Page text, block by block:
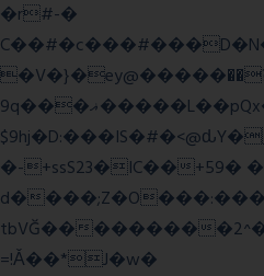
�r#-�
�V�}�ey@�����߾?��
9q���ޣ�����L��pQx���^^��;Q�~�~=y��
�-+ssS23�IC��+59�
d�
tbVĞ��������
=!Ǎ��*J�w�